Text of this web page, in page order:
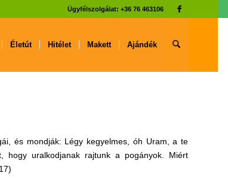
Ügyfélszolgálat: +36 76 463106
Életút Hitélet Makett Ajándék
és mondják: Légy kegyelmes, óh Uram, a te
hogy uralkodjanak rajtunk a pogányok. Miért